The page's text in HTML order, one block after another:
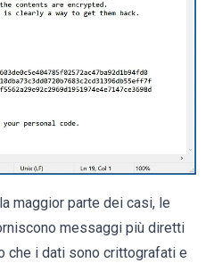
maggior parte dei casi, le
messaggi più diretti
che i dati sono crittografati e